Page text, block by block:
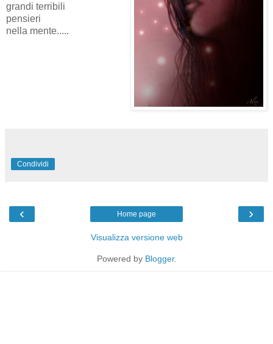
grandi terribili
pensieri
nella mente.....
Condividi
‹ ›
Home page
Visualizza versione web
Powered by Blogger.